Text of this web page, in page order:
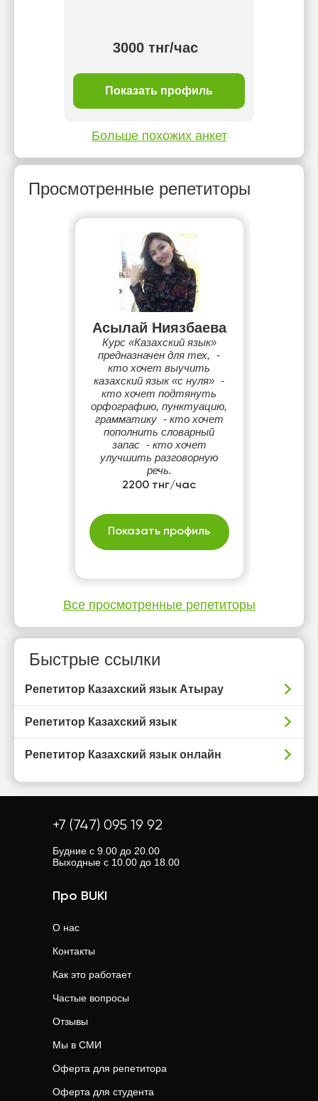
3000 тнг/час
Показать профиль
Больше похожих анкет
Просмотренные репетиторы
Асылай Ниязбаева
Курс «Казахский язык»
предназначен для тех, -
кто хочет выучить
казахский язык «с нуля» -
кто хочет подтянуть
орфографию, пунктуацию,
грамматику - кто хочет
пополнить словарный
запас - кто хочет
улучшить разговорную
речь.
2200 тнг/час
Показать профиль
Все просмотренные репетиторы
Быстрые ссылки
Репетитор Казахский язык Атырау
Репетитор Казахский язык
Репетитор Казахский язык онлайн
+7 (747) 095 19 92
Будние с 9.00 до 20.00
Выходные с 10.00 до 18.00
Про BUKI
О нас
Контакты
Как это работает
Частые вопросы
Отзывы
Мы в СМИ
Оферта для репетитора
Оферта для студента